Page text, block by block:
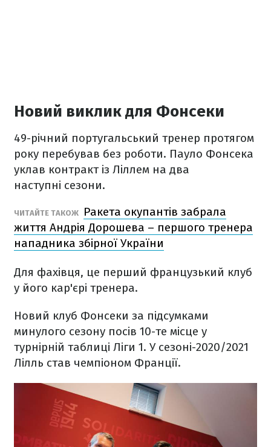
Новий виклик для Фонсеки
49-річний португальський тренер протягом
року перебував без роботи. Пауло Фонсека
уклав контракт із Ліллем на два
наступні сезони.
ЧИТАЙТЕ ТАКОЖ
Ракета окупантів забрала
життя Андрія Дорошева – першого тренера
нападника збірної України
Для фахівця, це перший французький клуб
у його кар'єрі тренера.
Новий клуб Фонсеки за підсумками
минулого сезону посів 10-те місце у
турнірній таблиці Ліги 1. У сезоні-2020/2021
Лілль став чемпіоном Франції.